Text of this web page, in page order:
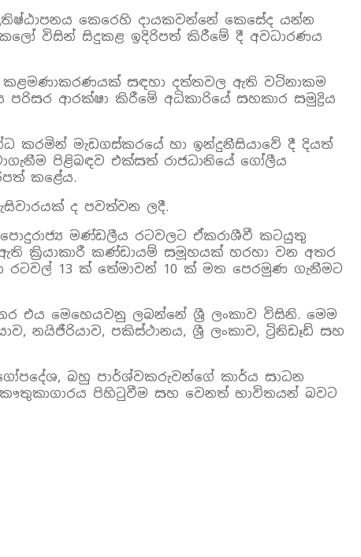
කෙරෙහි දායකවන්නේ කෙසේද යන්න
විසින් සිදුකළ ඉදිරිපත් කිරීමේ දී අවධාරණය
කළමණාකරණයක් සඳහා දත්තවල ඇති වටිනාකම
ආරක්ෂා කිරීමේ අධිකාරියේ සහකාර සමුද්‍රිය
මැඩගස්කරයේ හා ඉන්දුනීසියාවේ දී දියත්
පිළිබඳව එක්සත් රාජධානියේ ගෝලීය
කළේය.
ද පවත්වන ලදී.
මණ්ඩලීය රටවලට ඒකරාශීවී කටයුතු
ක්‍රියාකාරී කණ්ඩායම් සමූහයක් හරහා වන අතර
13 ක් තේමාවන් 10 ක් මත පෙරමුණ ගැනීමට
එය මෙහෙයවනු ලබන්නේ ශ්‍රී ලංකාව විසිනි. මෙම
නයිජීරියාව, පකිස්ථානය, ශ්‍රී ලංකාව, ට්‍රිනිඩෑඩ් සහ
බහු පාර්ශ්වකරුවන්ගේ කාර්ය සාධන
පිහිටුවීම සහ වෙනත් භාවිතයන් බවට